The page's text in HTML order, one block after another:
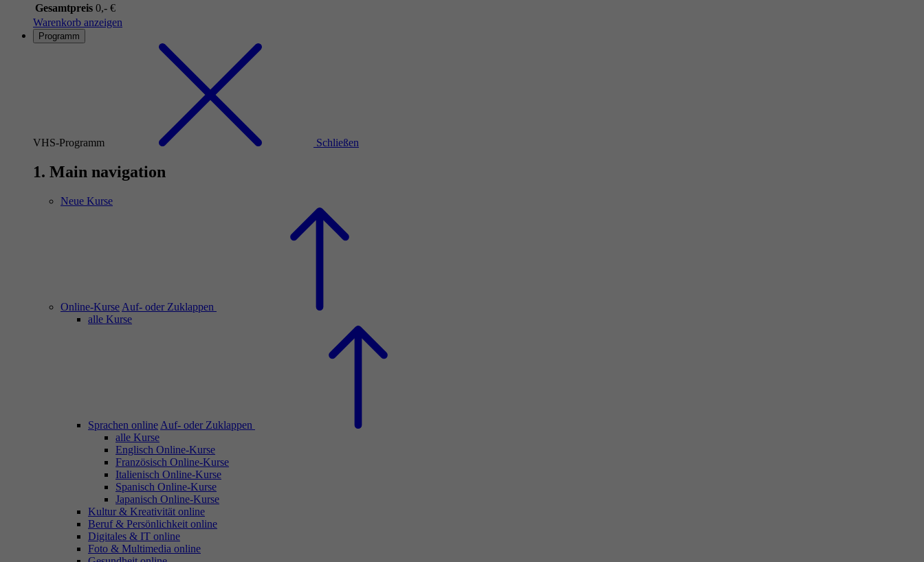
Gesamtpreis 0,- €
Warenkorb anzeigen
Programm
VHS-Programm Schließen
1. Main navigation
Neue Kurse
Online-Kurse Auf- oder Zuklappen
alle Kurse
Sprachen online Auf- oder Zuklappen
alle Kurse
Englisch Online-Kurse
Französisch Online-Kurse
Italienisch Online-Kurse
Spanisch Online-Kurse
Japanisch Online-Kurse
Kultur & Kreativität online
Beruf & Persönlichkeit online
Digitales & IT online
Foto & Multimedia online